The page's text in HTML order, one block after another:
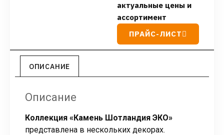
актуальные цены и
ассортимент
ПРАЙС-ЛИСТ
ОПИСАНИЕ
Описание
Коллекция «Камень Шотландия ЭКО»
представлена в нескольких декорах.